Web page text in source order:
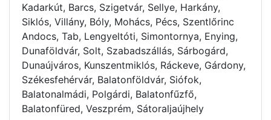
Kadarkút, Barcs, Szigetvár, Sellye, Harkány,
Siklós, Villány, Bóly, Mohács, Pécs, Szentlőrinc
Andocs, Tab, Lengyeltóti, Simontornya, Enying,
Dunaföldvár, Solt, Szabadszállás, Sárbogárd,
Dunaújváros, Kunszentmiklós, Ráckeve, Gárdony,
Székesfehérvár, Balatonföldvár, Siófok,
Balatonalmádi, Polgárdi, Balatonfűzfő,
Balatonfüred, Veszprém, Sátoraljaújhely